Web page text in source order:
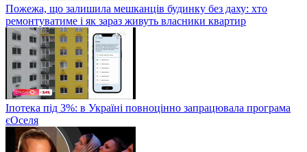
Пожежа, що залишила мешканців будинку без даху: хто
ремонтуватиме і як зараз живуть власники квартир
Іпотека під 3%: в Україні повноцінно запрацювала програма
єОселя